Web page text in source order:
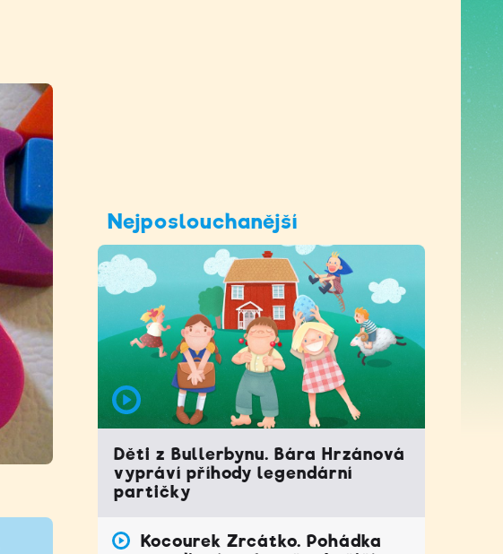
Nejposlouchanější
Děti z Bullerbynu. Bára Hrzánová
vypráví příhody legendární
partičky
Kocourek Zrcátko. Pohádka